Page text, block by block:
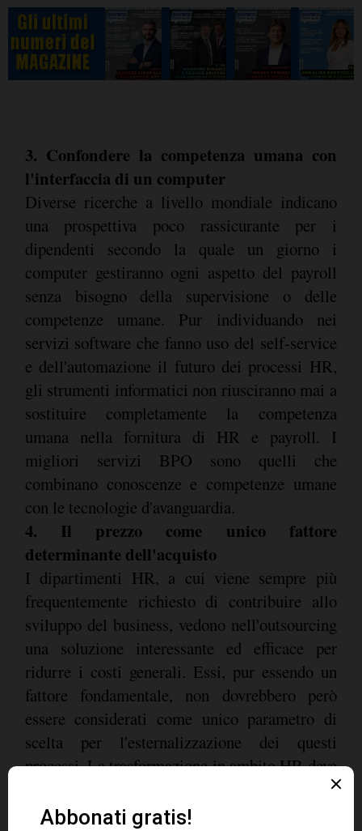
3. Confondere la competenza umana con
l'interfaccia di un computer
Diverse ricerche a livello mondiale indicano
una prospettiva poco rassicurante per i
dipendenti secondo la quale un giorno i
computer gestiranno ogni aspetto del payroll
senza bisogno della supervisione o delle
competenze umane. Pur individuando nei
servizi software che fanno uso del self-service
e dell'automazione il futuro dei processi HR,
gli strumenti informatici non riusciranno mai a
sostituire completamente la competenza
umana nella fornitura di HR e payroll. I
migliori servizi BPO sono quelli che
combinano conoscenze e competenze umane
con le tecnologie d'avanguardia.
4. Il prezzo come unico fattore
determinante dell'acquisto
I dipartimenti HR, a cui viene sempre più
frequentemente richiesto di contribuire allo
sviluppo del business, vedono nell'outsourcing
una soluzione interessante ed efficace per
ridurre i costi generali. Essi, pur essendo un
fattore fondamentale, non dovrebbero però
essere considerati come unico parametro di
scelta per l'esternalizzazione dei questi
processi. La trasformazione in ambito HR deve
concentrarsi anche sulla necessità di liberare
tempo a disposizione dei dipendenti